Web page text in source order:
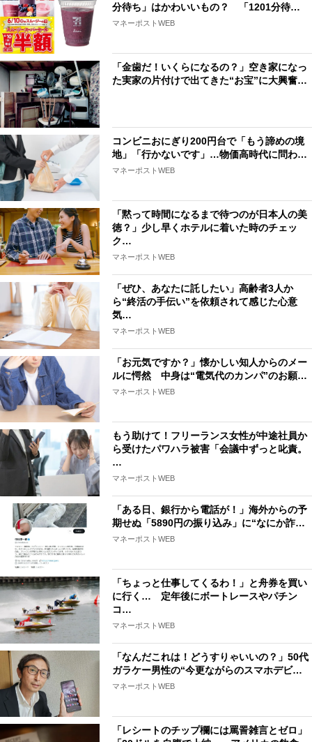
分待ち」はかわいいもの？ 「1201分待…
マネーポストWEB
「金歯だ！いくらになるの？」空き家になっ
た実家の片付けで出てきた“お宝”に大興奮…
コンビニおにぎり200円台で「もう諦めの境
地」「行かないです」…物価高時代に問わ…
マネーポストWEB
「黙って時間になるまで待つのが日本人の美
徳？」少し早くホテルに着いた時のチェッ
ク…
マネーポストWEB
「ぜひ、あなたに託したい」高齢者3人か
ら“終活の手伝い”を依頼されて感じた心意
気…
マネーポストWEB
「お元気ですか？」懐かしい知人からのメー
ルに愕然 中身は“電気代のカンパ”のお願…
マネーポストWEB
もう助けて！フリーランス女性が中途社員か
ら受けたパワハラ被害「会議中ずっと叱責。
…
マネーポストWEB
「ある日、銀行から電話が！」海外からの予
期せぬ「5890円の振り込み」に“なにか詐…
マネーポストWEB
「ちょっと仕事してくるわ！」と舟券を買い
に行く… 定年後にボートレースやパチン
コ…
マネーポストWEB
「なんだこれは！どうすりゃいいの？」50代
ガラケー男性の“今更ながらのスマホデビ…
マネーポストWEB
「レシートのチップ欄には罵詈雑言とゼロ」